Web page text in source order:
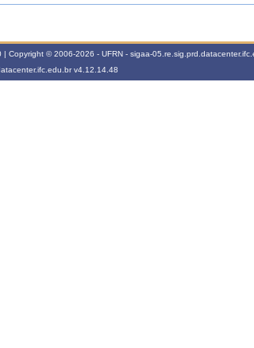
Copyright © 2006-2026 - UFRN - sigaa-
v4.12.14.48